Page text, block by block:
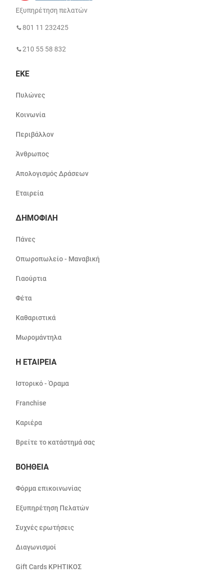
Εξυπηρέτηση πελατών
801 11 232425
210 55 58 832
ΕΚΕ
Πυλώνες
Κοινωνία
Περιβάλλον
Άνθρωπος
Απολογισμός Δράσεων
Εταιρεία
ΔΗΜΟΦΙΛΗ
Πάνες
Οπωροπωλείο - Μαναβική
Γιαούρτια
Φέτα
Καθαριστικά
Μωρομάντηλα
Η ΕΤΑΙΡΕΙΑ
Ιστορικό - Όραμα
Franchise
Καριέρα
Βρείτε το κατάστημά σας
ΒΟΗΘΕΙΑ
Φόρμα επικοινωνίας
Εξυπηρέτηση Πελατών
Συχνές ερωτήσεις
Διαγωνισμοί
Gift Cards ΚΡΗΤΙΚΟΣ